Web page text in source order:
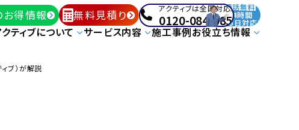
お得情報 無料見積り アクティブは全国対応!
0120-084-085
通話無料
24時間
365日対応!
ティブについて サービス内容 施工事例お役立ち情報
ブ）が解説